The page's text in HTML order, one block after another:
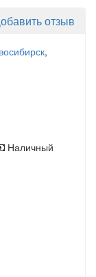
отзыв
,
Наличный